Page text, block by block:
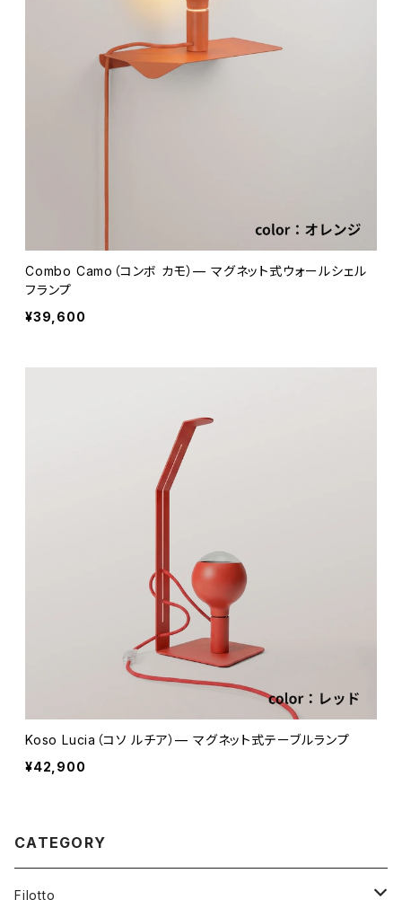
Combo Camo（コンボ カモ）— マグネット式ウォールシェル
フランプ
¥39,600
Koso Lucia（コソ ルチア）— マグネット式テーブルランプ
¥42,900
CATEGORY
Filotto